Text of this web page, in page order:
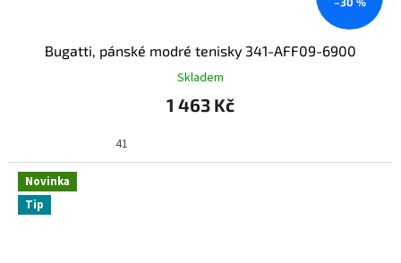
Bugatti, pánské modré tenisky 341-AFF09-6900
Skladem
1 463 Kč
41
Novinka
Tip